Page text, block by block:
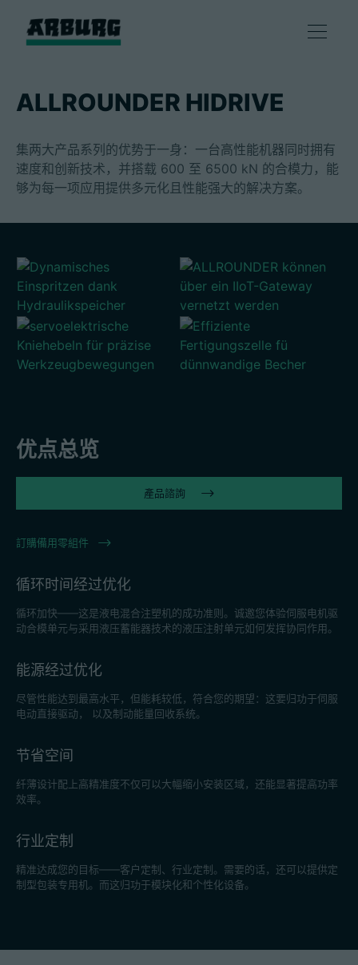
产品
解决方案
咨询和服务
企业
联系方式
招聘信息
登录
合作伙伴门户网站
客户门户登陆
China | 中文简体
ALLROUNDER HIDRIVE
集两大产品系列的优势于一身：一台高性能机器同时拥有
速度和创新技术，并搭载 600 至 6500 kN 的合模力，能
够为每一项应用提供多元化且性能强大的解决方案。
优点总览
產品諮詢
訂購備用零組件
循环时间经过优化
循环加快——这是液电混合注塑机的成功准则。诚邀您体验伺服电机驱
动合模单元与采用液压蓄能器技术的液压注射单元如何发挥协同作用。
能源经过优化
尽管性能达到最高水平，但能耗较低，符合您的期望：这要归功于伺服
电动直接驱动， 以及制动能量回收系统。
节省空间
纤薄设计配上高精准度不仅可以大幅缩小安装区域，还能显著提高功率
效率。
行业定制
精准达成您的目标——客户定制、行业定制。需要的话，还可以提供定
制型包装专用机。而这归功于模块化和个性化设备。